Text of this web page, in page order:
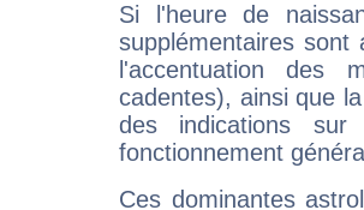
Si l'heure de
supplémentaires sont
l'accentuation des
cadentes), ainsi que
des indications sur
fonctionnement
Ces dominantes